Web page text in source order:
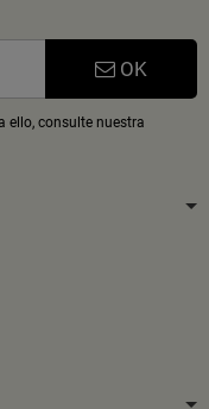
OK
ello, consulte nuestra